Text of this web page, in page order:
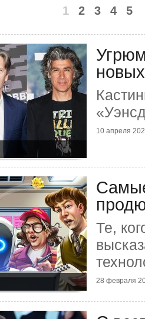
1 2 3 4 5
10 апреля
Те,
28 февраля